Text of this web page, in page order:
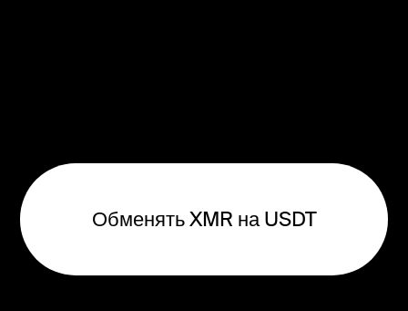
Обменять XMR на USDT